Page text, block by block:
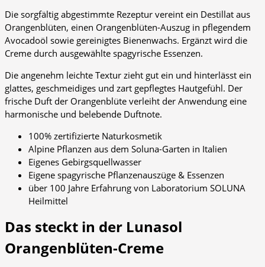
Die sorgfältig abgestimmte Rezeptur vereint ein Destillat aus
Orangenblüten, einen Orangenblüten-Auszug in pflegendem
Avocadoöl sowie gereinigtes Bienenwachs. Ergänzt wird die
Creme durch ausgewählte spagyrische Essenzen.
Die angenehm leichte Textur zieht gut ein und hinterlässt ein
glattes, geschmeidiges und zart gepflegtes Hautgefühl. Der
frische Duft der Orangenblüte verleiht der Anwendung eine
harmonische und belebende Duftnote.
100% zertifizierte Naturkosmetik
Alpine Pflanzen aus dem Soluna-Garten in Italien
Eigenes Gebirgsquellwasser
Eigene spagyrische Pflanzenauszüge & Essenzen
über 100 Jahre Erfahrung von Laboratorium SOLUNA
Heilmittel
Das steckt in der Lunasol
Orangenblüten-Creme